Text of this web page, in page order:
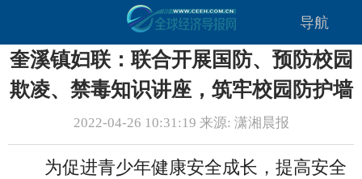
导航
奎溪镇妇联：联合开展国防、预防校园
欺凌、禁毒知识讲座，筑牢校园防护墙
2022-04-26 10:31:19 来源: 潇湘晨报
为促进青少年健康安全成长，提高安全